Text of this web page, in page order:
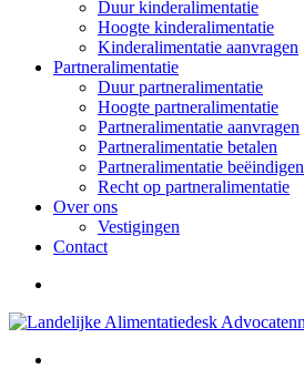
Duur kinderalimentatie
Hoogte kinderalimentatie
Kinderalimentatie aanvragen
Partneralimentatie
Duur partneralimentatie
Hoogte partneralimentatie
Partneralimentatie aanvragen
Partneralimentatie betalen
Partneralimentatie beëindigen
Recht op partneralimentatie
Over ons
Vestigingen
Contact